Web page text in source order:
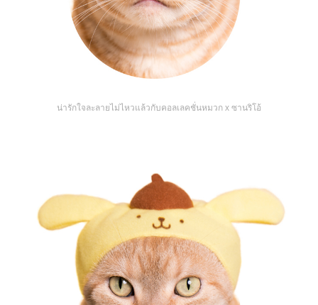
น่ารักใจละลายไม่ไหวแล้วกับคอลเลคชั่นหมวก x ซานริโอ้